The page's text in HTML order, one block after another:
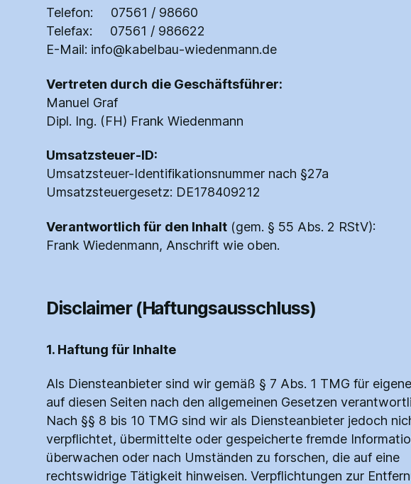
Telefon: 07561 / 98660
Telefax: 07561 / 986622
E-Mail: info@kabelbau-wiedenmann.de
Vertreten durch die Geschäftsführer:
Manuel Graf
Dipl. Ing. (FH) Frank Wiedenmann
Umsatzsteuer-ID:
Umsatzsteuer-Identifikationsnummer nach §27a
Umsatzsteuergesetz: DE178409212
Verantwortlich für den Inhalt (gem. § 55 Abs. 2 RStV):
Frank Wiedenmann, Anschrift wie oben.
Disclaimer (Haftungsausschluss)
1. Haftung für Inhalte
Als Diensteanbieter sind wir gemäß § 7 Abs. 1 TMG für
auf diesen Seiten nach den allgemeinen Gesetzen
Nach §§ 8 bis 10 TMG sind wir als Diensteanbieter jedoch
verpflichtet, übermittelte oder gespeicherte fremde
überwachen oder nach Umständen zu forschen, die auf eine
rechtswidrige Tätigkeit hinweisen. Verpflichtungen zur